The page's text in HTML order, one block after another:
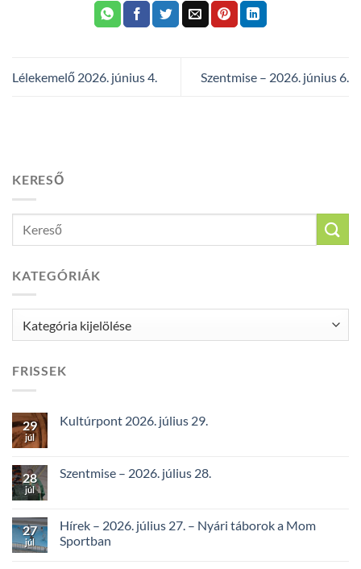
Lélekemelő 2026. június 4. Szentmise – 2026. június 6.
KERESŐ
KATEGÓRIÁK
FRISSEK
29
júl
Kultúrpont 2026. július 29.
28
júl
Szentmise – 2026. július 28.
27
júl
Hírek – 2026. július 27. – Nyári táborok a Mom
Sportban